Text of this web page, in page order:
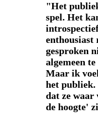
"Het
spel. Het
enthousiast
gesproken
algemeen
Maar ik
het publiek.
dat ze
de hoogte'